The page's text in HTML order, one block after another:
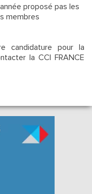
proposé pas les
membres
candidature pour la
la CCI FRANCE